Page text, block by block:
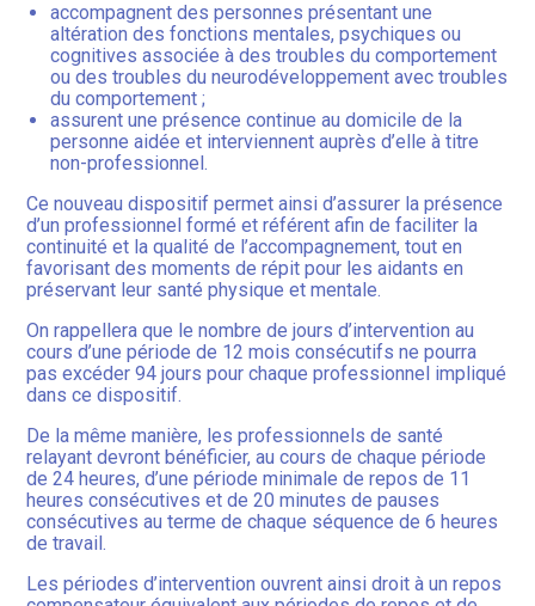
accompagnent des personnes présentant une
altération des fonctions mentales, psychiques ou
cognitives associée à des troubles du comportement
ou des troubles du neurodéveloppement avec troubles
du comportement ;
assurent une présence continue au domicile de la
personne aidée et interviennent auprès d’elle à titre
non-professionnel.
Ce nouveau dispositif permet ainsi d’assurer la présence
d’un professionnel formé et référent afin de faciliter la
continuité et la qualité de l’accompagnement, tout en
favorisant des moments de répit pour les aidants en
préservant leur santé physique et mentale.
On rappellera que le nombre de jours d’intervention au
cours d’une période de 12 mois consécutifs ne pourra
pas excéder 94 jours pour chaque professionnel impliqué
dans ce dispositif.
De la même manière, les professionnels de santé
relayant devront bénéficier, au cours de chaque période
de 24 heures, d’une période minimale de repos de 11
heures consécutives et de 20 minutes de pauses
consécutives au terme de chaque séquence de 6 heures
de travail.
Les périodes d’intervention ouvrent ainsi droit à un repos